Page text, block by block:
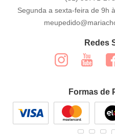
Segunda a sexta-feira de 9h
Redes
Formas de